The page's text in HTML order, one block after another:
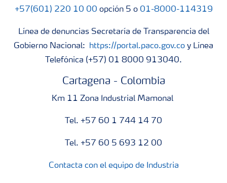
+57(601) 220 10 00 opción 5 o 01-8000-114319
Línea de denuncias Secretaría de Transparencia del
Gobierno Nacional:
https://portal.paco.gov.co y Línea
Telefónica (+57) 01 8000 913040.
Cartagena - Colombia
Km 11 Zona Industrial Mamonal
Tel. +57 60 1 744 14 70
Tel. +57 60 5 693 12 00
Contacta con el equipo de Industria